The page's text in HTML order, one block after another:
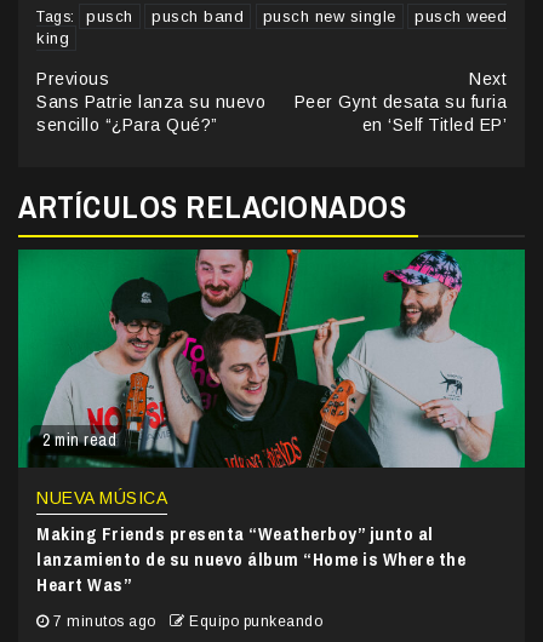
Tags: pusch pusch band pusch new single
pusch weed
king
Continue
Reading
Previous
Sans Patrie lanza su nuevo
sencillo “¿Para Qué?”
Next
Peer Gynt desata su furia
en ‘Self Titled EP’
ARTÍCULOS RELACIONADOS
2 min read
NUEVA MÚSICA
Making Friends presenta “Weatherboy” junto al
lanzamiento de su nuevo álbum “Home is Where the
Heart Was”
7 minutos ago Equipo punkeando